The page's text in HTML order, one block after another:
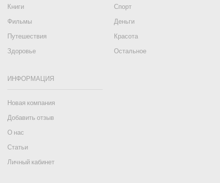
Книги
Спорт
Фильмы
Деньги
Путешествия
Красота
Здоровье
Остальное
ИНФОРМАЦИЯ
Новая компания
Добавить отзыв
О нас
Статьи
Личный кабинет